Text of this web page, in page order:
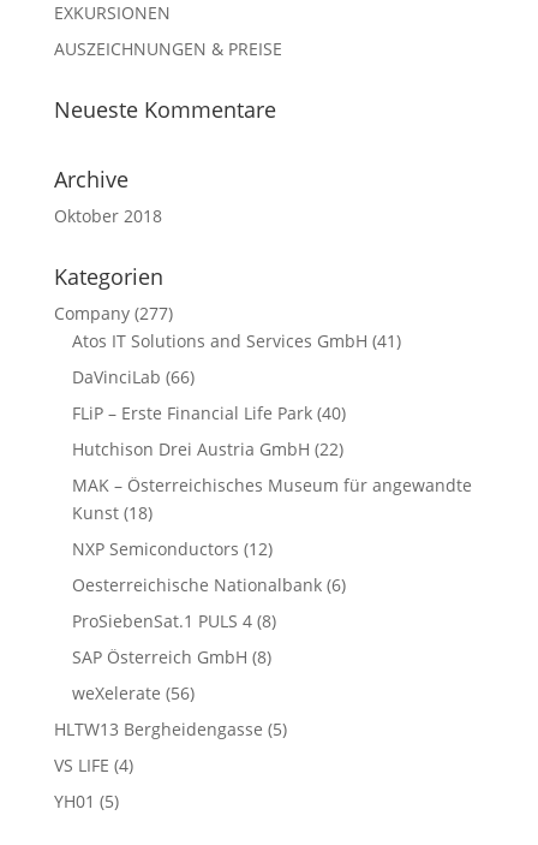
EXKURSIONEN
AUSZEICHNUNGEN & PREISE
Neueste Kommentare
Archive
Oktober 2018
Kategorien
Company(277)
Atos IT Solutions and Services GmbH (41)
DaVinciLab (66)
FLiP – Erste Financial Life Park(40)
Hutchison Drei Austria GmbH (22)
MAK – Österreichisches Museum für angewandte
Kunst(18)
NXP Semiconductors (12)
Oesterreichische Nationalbank(6)
ProSiebenSat.1 PULS 4(8)
SAP Österreich GmbH (8)
weXelerate (56)
HLTW13 Bergheidengasse (5)
VS LIFE (4)
YH01 (5)